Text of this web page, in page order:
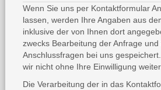
Wenn Sie uns per Kontaktformular
lassen, werden Ihre Angaben aus
inklusive der von Ihnen dort
zwecks Bearbeitung der Anfrage
Anschlussfragen bei uns
wir nicht ohne Ihre Einwilligung
Die Verarbeitung der in das